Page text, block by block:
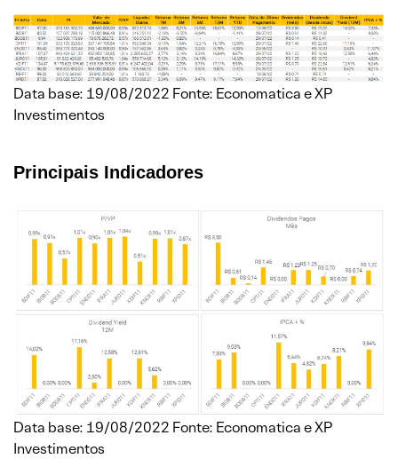
Data base: 19/08/2022 Fonte: Economatica e XP
Investimentos
Principais Indicadores
Data base: 19/08/2022 Fonte: Economatica e XP
Investimentos